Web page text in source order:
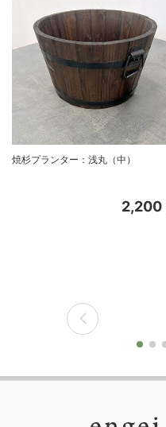
焼杉プランター：浅丸（中）
2,200